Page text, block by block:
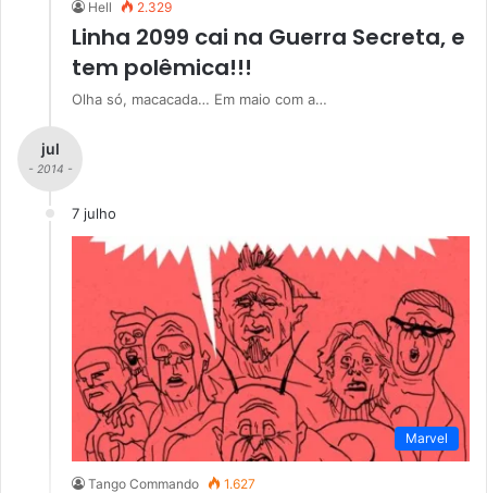
Hell 2.329
Linha 2099 cai na Guerra Secreta, e
tem polêmica!!!
Olha só, macacada… Em maio com a…
jul
- 2014 -
7 julho
Marvel
Tango Commando 1.627